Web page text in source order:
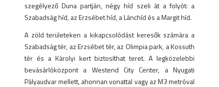
szegélyező Duna partján, négy híd szeli át a folyót: a
Szabadság híd, az Erzsébet híd, a Lánchíd és a Margit híd.
A zöld területeken a kikapcsolódást keresők számára a
Szabadság tér, az Erzsébet tér, az Olimpia park, a Kossuth
tér és a Károlyi kert biztosíthat teret. A legközelebbi
bevásárlóközpont a Westend City Center, a Nyugati
Pályaudvar mellett, ahonnan vonattal vagy az M3 metróval